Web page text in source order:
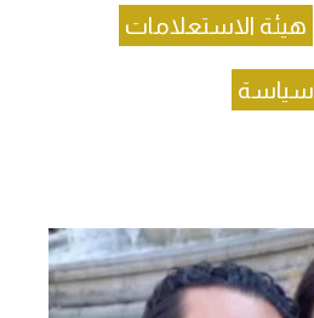
هيئة الاستعلامات
سياسة